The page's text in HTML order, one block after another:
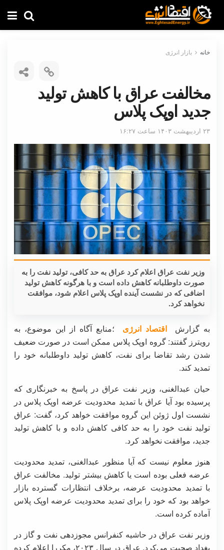
خانه بازار انرژی
مخالفت عراق با کاهش تولید
جدید اوپک پلاس
۲۳ اردیبهشت ۱۴۰۳ ساعت ۱۶:۲۷
وزیر نفت عراق اعلام کرد عراق به حد کافی، تولید نفت را به
صورت داوطلبانه کاهش داده است و با هرگونه کاهش تولید
اضافی که در نشست آینده اوپک پلاس اعلام شود، موافقت
نخواهد کرد.
به گزارش اقتصاد انرژی ؛منابع آگاه از این موضوع، به
رویترز گفتند: گروه اوپک پلاس ممکن است در صورت ضعیف
شدن رشد تقاضا برای نفت، کاهش تولید داوطلبانه خود را
تمدید کند.
حیان عبدالغنی، وزیر نفت عراق در پاسخ به خبرنگاری که
پرسیده بود آیا عراق با تمدید محدودیت عرضه اوپک پلاس در
نشست اول ژوئن این گروه موافقت خواهد کرد، گفت: عراق
تولید نفت خود را به حد کافی کاهش داده و با کاهش تولید
جدید، موافقت نخواهد کرد.
هنوز معلوم نیست که آیا منظور عبدالغنی، تمدید محدودیت
عرضه فعلی بوده است یا کاهش بیشتر تولید. مخالفت عراق
با تمدید محدودیت عرضه، برخلاف انتظارات گسترده بازار
خواهد بود که خود را برای تمدید محدودیت عرضه اوپک پلاس
آماده کرده است.
وزیر نفت عراق در حاشیه کنفرانس مجوزدهی نفت و گاز در
بغداد صحبت می‌کرد. عراق در سال ۲۰۲۳، مکررا اعلام کرده